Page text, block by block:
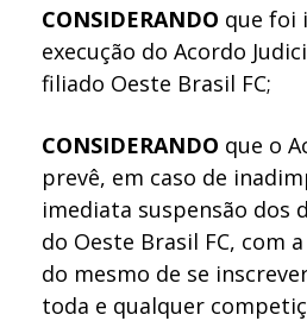
CONSIDERANDO que foi
execução do Acordo
filiado Oeste Brasil FC;
CONSIDERANDO que o
prevê, em caso de
imediata suspensão dos
do Oeste Brasil FC, com
do mesmo de se
toda e qualquer